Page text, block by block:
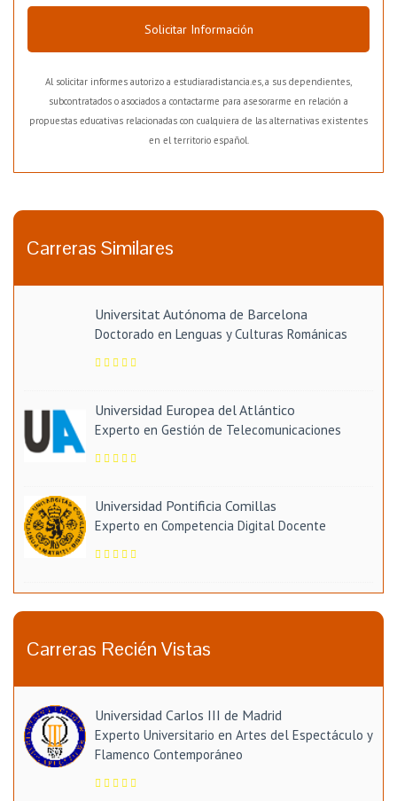
Solicitar Información
Al solicitar informes autorizo a estudiaradistancia.es, a sus dependientes,
subcontratados o asociados a contactarme para asesorarme en relación a
propuestas educativas relacionadas con cualquiera de las alternativas existentes
en el territorio español.
Carreras Similares
Universitat Autónoma de Barcelona
Doctorado en Lenguas y Culturas Románicas
Universidad Europea del Atlántico
Experto en Gestión de Telecomunicaciones
Universidad Pontificia Comillas
Experto en Competencia Digital Docente
Carreras Recién Vistas
Universidad Carlos III de Madrid
Experto Universitario en Artes del Espectáculo y
Flamenco Contemporáneo